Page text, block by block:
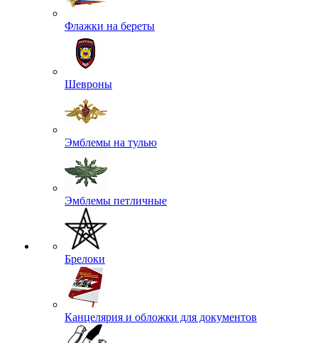
Флажки на береты
Шевроны
Эмблемы на тулью
Эмблемы петличные
Брелоки
Канцелярия и обложки для документов